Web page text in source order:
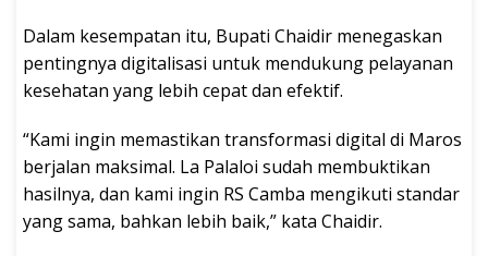
Dalam kesempatan itu, Bupati Chaidir menegaskan
pentingnya digitalisasi untuk mendukung pelayanan
kesehatan yang lebih cepat dan efektif.
“Kami ingin memastikan transformasi digital di Maros
berjalan maksimal. La Palaloi sudah membuktikan
hasilnya, dan kami ingin RS Camba mengikuti standar
yang sama, bahkan lebih baik,” kata Chaidir.